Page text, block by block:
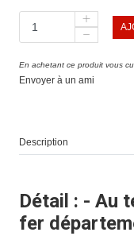
En achetant ce produit vous
Envoyer à un ami
Description
Détail : - Au
fer